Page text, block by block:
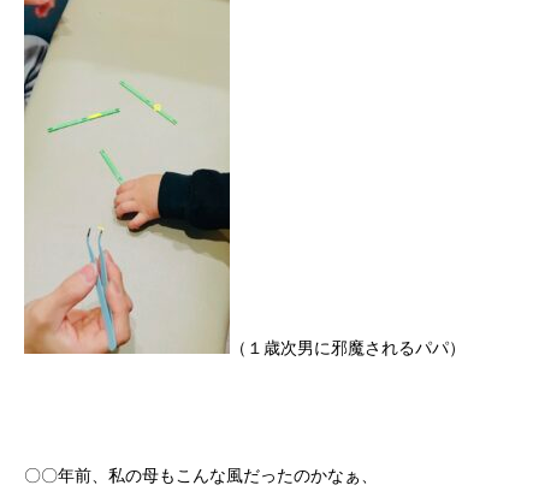
（１歳次男に邪魔されるパパ）
〇〇年前、私の母もこんな風だったのかなぁ、